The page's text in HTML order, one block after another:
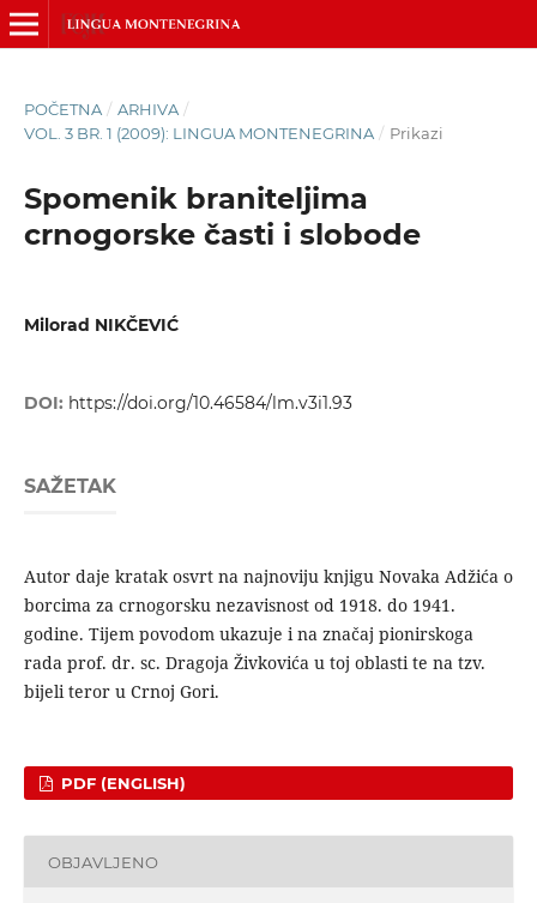
POČETNA / ARHIVA /
VOL. 3 BR. 1 (2009): LINGUA MONTENEGRINA / Prikazi
Spomenik braniteljima
crnogorske časti i slobode
Milorad NIKČEVIĆ
DOI: https://doi.org/10.46584/lm.v3i1.93
SAŽETAK
Autor daje kratak osvrt na najnoviju knjigu Novaka Adžića o
borcima za crnogorsku nezavisnost od 1918. do 1941.
godine. Tijem povodom ukazuje i na značaj pionirskoga
rada prof. dr. sc. Dragoja Živkovića u toj oblasti te na tzv.
bijeli teror u Crnoj Gori.
PDF (ENGLISH)
OBJAVLJENO